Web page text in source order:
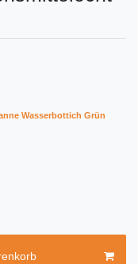
Wasserbottich Grün